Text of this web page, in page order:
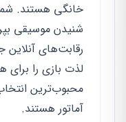
خانگی هستند. شما
شنیدن موسیقی
رقابت‌های آنلاین
لذت بازی را برای
محبوب‌ترین
آماتور هستند.